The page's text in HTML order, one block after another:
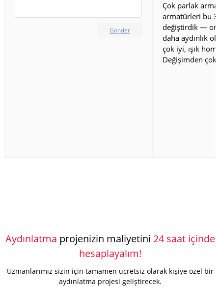
Gönder
Çok parlak
armatürleri bu
değiştirdik —
daha aydınlık
çok iyi, ışık
Değişimden çok
Aydınlatma projenizin maliyetini 24 saat içinde
hesaplayalım!
Uzmanlarımız sizin için tamamen ücretsiz olarak kişiye özel bir
aydınlatma projesi geliştirecek.